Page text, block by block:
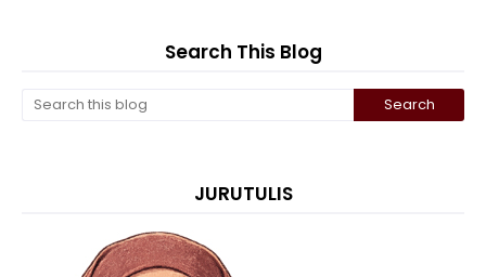
Search This Blog
JURUTULIS